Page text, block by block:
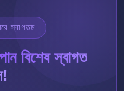
স্বাগতম
বিশেষ স্বাগত